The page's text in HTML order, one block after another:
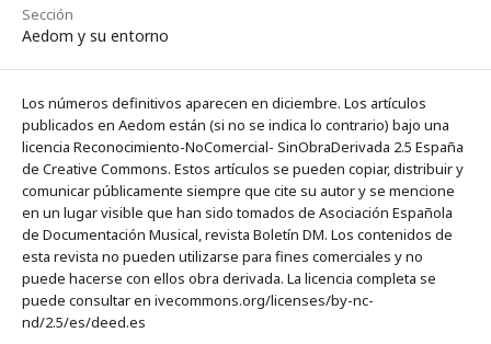
Sección
Aedom y su entorno
Los números definitivos aparecen en diciembre. Los artículos
publicados en Aedom están (si no se indica lo contrario) bajo una
licencia Reconocimiento-NoComercial- SinObraDerivada 2.5 España
de Creative Commons. Estos artículos se pueden copiar, distribuir y
comunicar públicamente siempre que cite su autor y se mencione
en un lugar visible que han sido tomados de Asociación Española
de Documentación Musical, revista Boletín DM. Los contenidos de
esta revista no pueden utilizarse para fines comerciales y no
puede hacerse con ellos obra derivada. La licencia completa se
puede consultar en ivecommons.org/licenses/by-nc-
nd/2.5/es/deed.es